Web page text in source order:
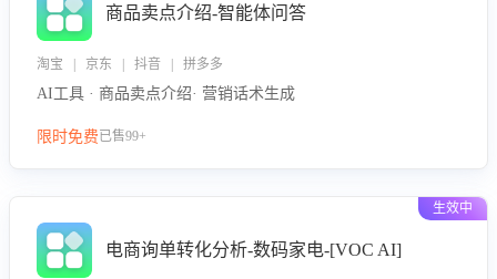
商品卖点介绍-智能体问答
淘宝 | 京东 | 抖音 | 拼多多
AI工具 · 商品卖点介绍· 营销话术生成
限时免费已售99+
生效中
电商询单转化分析-数码家电-[VOC AI]